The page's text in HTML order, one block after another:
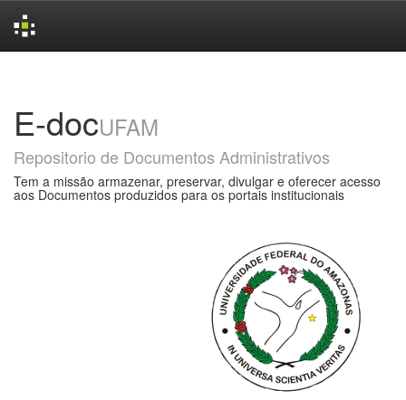
E-docUFAM
Repositorio de Documentos Administrativos
Tem a missão armazenar, preservar, divulgar e oferecer acesso
aos Documentos produzidos para os portais institucionais